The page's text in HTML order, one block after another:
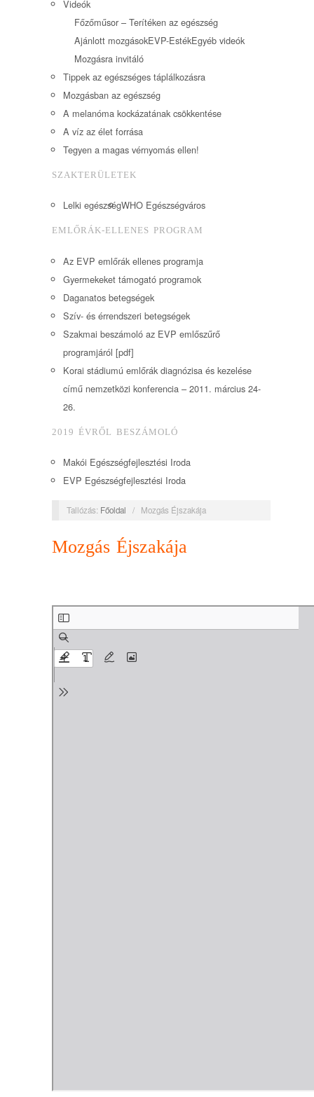
Videók
Főzőműsor – Terítéken az egészség
Ajánlott mozgásokEVP-EstékEgyéb videók
Mozgásra invitáló
Tippek az egészséges táplálkozásra
Mozgásban az egészség
A melanóma kockázatának csökkentése
A víz az élet forrása
Tegyen a magas vérnyomás ellen!
SZAKTERÜLETEK
Lelki egészségWHO Egészségváros
EMLŐRÁK-ELLENES PROGRAM
Az EVP emlőrák ellenes programja
Gyermekeket támogató programok
Daganatos betegségek
Szív- és érrendszeri betegségek
Szakmai beszámoló az EVP emlőszűrő
programjáról [pdf]
Korai stádiumú emlőrák diagnózisa és kezelése
című nemzetközi konferencia – 2011. március 24-
26.
2019 ÉVRŐL BESZÁMOLÓ
Makói Egészségfejlesztési Iroda
EVP Egészségfejlesztési Iroda
Tallózás: Főoldal / Mozgás Éjszakája
Mozgás Éjszakája